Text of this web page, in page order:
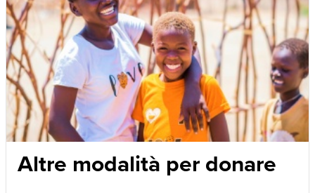
Altre modalità per donare